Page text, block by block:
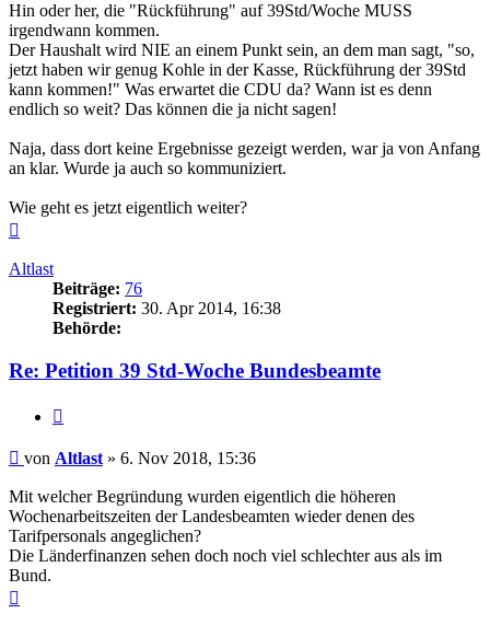
Hin oder her, die "Rückführung" auf 39Std/Woche MUSS
irgendwann kommen.
Der Haushalt wird NIE an einem Punkt sein, an dem man sagt, "so,
jetzt haben wir genug Kohle in der Kasse, Rückführung der 39Std
kann kommen!" Was erwartet die CDU da? Wann ist es denn
endlich so weit? Das können die ja nicht sagen!
Naja, dass dort keine Ergebnisse gezeigt werden, war ja von Anfang
an klar. Wurde ja auch so kommuniziert.
Wie geht es jetzt eigentlich weiter?
Altlast
Beiträge: 76
Registriert: 30. Apr 2014, 16:38
Behörde:
Re: Petition 39 Std-Woche Bundesbeamte
Beitrag
von Altlast » 6. Nov 2018, 15:36
Mit welcher Begründung wurden eigentlich die höheren
Wochenarbeitszeiten der Landesbeamten wieder denen des
Tarifpersonals angeglichen?
Die Länderfinanzen sehen doch noch viel schlechter aus als im
Bund.